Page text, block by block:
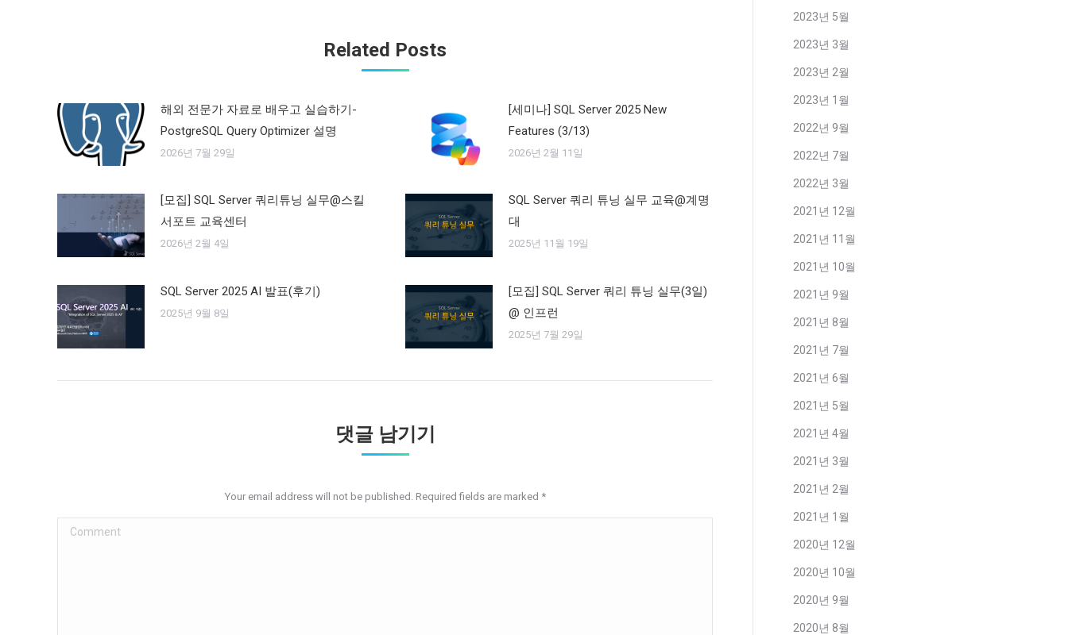
Related Posts
해외 전문가 자료로 배우고 실습하기-
PostgreSQL Query Optimizer 설명
2026년 7월 29일
[세미나] SQL Server 2025 New
Features (3/13)
2026년 2월 11일
[모집] SQL Server 쿼리튜닝 실무@스킬
서포트 교육센터
2026년 2월 4일
SQL Server 쿼리 튜닝 실무 교육@계명
대
2025년 11월 19일
SQL Server 2025 AI 발표(후기)
2025년 9월 8일
[모집] SQL Server 쿼리 튜닝 실무(3일)
@ 인프런
2025년 7월 29일
댓글 남기기
Your email address will not be published. Required fields are marked *
Comment
2023년 5월
2023년 3월
2023년 2월
2023년 1월
2022년 9월
2022년 7월
2022년 3월
2021년 12월
2021년 11월
2021년 10월
2021년 9월
2021년 8월
2021년 7월
2021년 6월
2021년 5월
2021년 4월
2021년 3월
2021년 2월
2021년 1월
2020년 12월
2020년 10월
2020년 9월
2020년 8월